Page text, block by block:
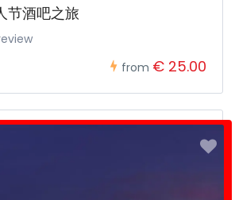
节酒吧之旅
from € 25.00